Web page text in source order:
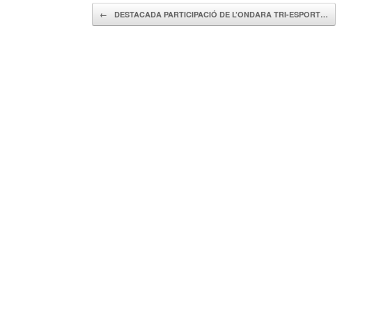
Navegador de artículos
← DESTACADA PARTICIPACIÓ DE L’ONDARA TRI-ESPORT…